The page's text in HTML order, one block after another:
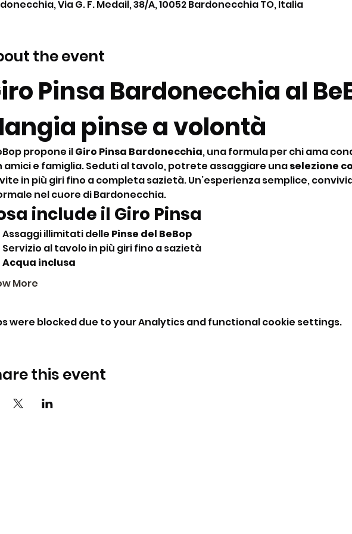
Via G. F. Medail, 38/A, 10052 Bardonecchia TO, Italia
the event
Pinsa Bardonecchia al
pinse a volontà
propone il Giro Pinsa Bardonecchia, una formula per chi ama
amici e famiglia. Seduti al tavolo, potrete assaggiare una selezione
in più giri fino a completa sazietà. Un’esperienza semplice,
nel cuore di Bardonecchia.
include il Giro Pinsa
Assaggi illimitati delle Pinse del BeBop
Servizio al tavolo in più giri fino a sazietà
Acqua inclusa
More
were blocked due to your Analytics and functional cookie settings.
this event